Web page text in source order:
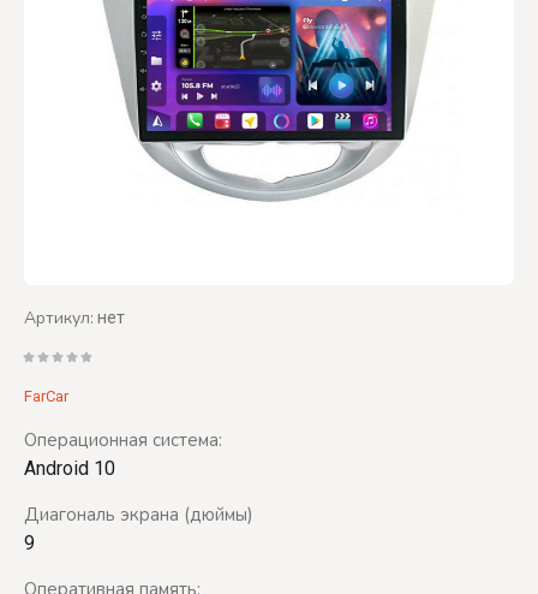
Артикул: нет
FarCar
Операционная система:
Android 10
Диагональ экрана (дюймы)
9